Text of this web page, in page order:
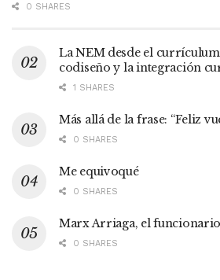
0 SHARES
La NEM desde el
codiseño y la integración
1 SHARES
Más allá de la frase: “Feliz
0 SHARES
Me equivoqué
0 SHARES
Marx Arriaga, el
0 SHARES